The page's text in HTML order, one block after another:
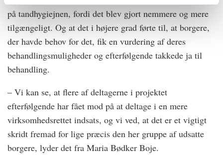
på tandhygiejnen, fordi det blev gjort nemmere og mere
tilgængeligt. Og at det i højere grad førte til, at borgere,
der havde behov for det, fik en vurdering af deres
behandlingsmuligheder og efterfølgende takkede ja til
behandling.
– Vi kan se, at flere af deltagerne i projektet
efterfølgende har fået mod på at deltage i en mere
virksomhedsrettet indsats, og vi ved, at det er et vigtigt
skridt fremad for lige præcis den her gruppe af udsatte
borgere, lyder det fra Maria Bødker Boje.